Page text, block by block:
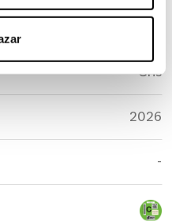
Gris
2026
-